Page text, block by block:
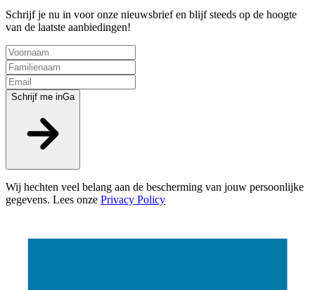
Schrijf je nu in voor onze nieuwsbrief en blijf steeds op de hoogte
van de laatste aanbiedingen!
Schrijf me inGa
Wij hechten veel belang aan de bescherming van jouw persoonlijke
gegevens. Lees onze Privacy Policy